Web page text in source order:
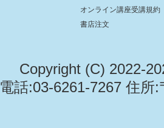
オンライン講座受講規約
書店注文
Copyright (C) 2022-
電話:03-6261-7267 住所